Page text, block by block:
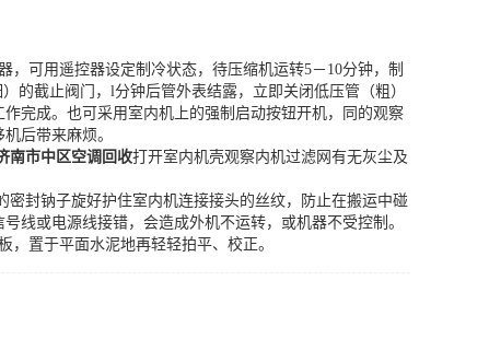
可用遥控器设定制冷状态，待压缩机运转5－10分钟，制
的截止阀门，l分钟后管外表结露，立即关闭低压管（粗）
完成。也可采用室内机上的强制启动按钮开机，同的观察
后带来麻烦。
南市中区空调回收打开室内机壳观察内机过滤网有无灰尘及
封钠子旋好护住室内机连接接头的丝纹，防止在搬运中碰
线或电源线接错，会造成外机不运转，或机器不受控制。
置于平面水泥地再轻轻拍平、校正。